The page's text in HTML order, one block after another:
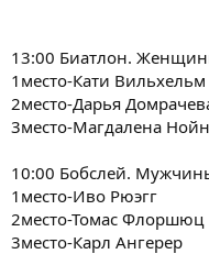
13:00 Биатлон.
1место-Кати Вильхельм
2место-Дарья
3место-Магдалена
10:00 Бобслей.
1место-Иво Рюэгг
2место-Томас Флоршюц
3место-Карл Ангерер